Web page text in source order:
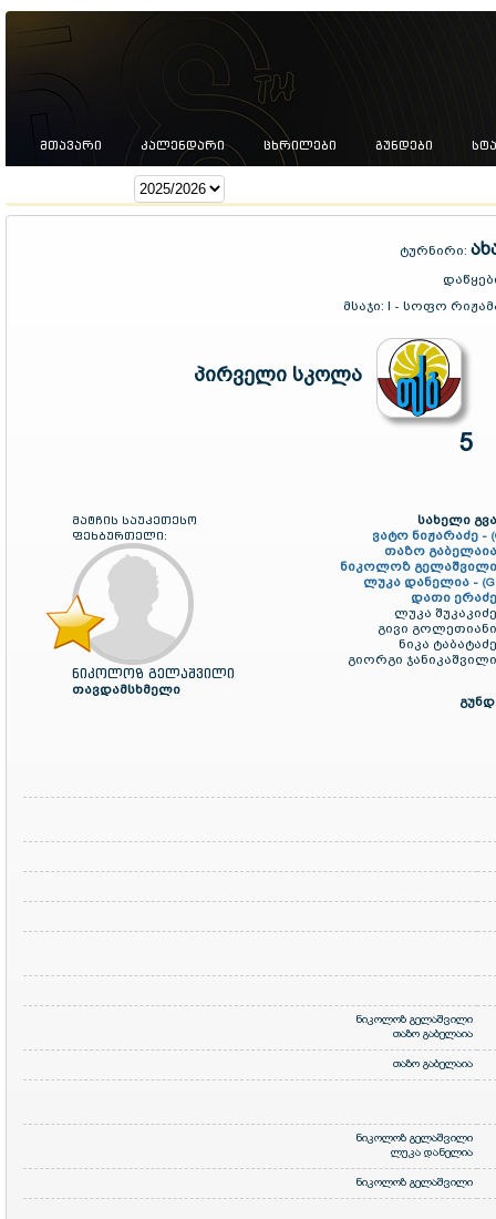
ᲛᲗᲐᲕᲐᲠᲘ ᲙᲐᲚᲔᲜᲓᲐᲠᲘ ᲪᲮᲠᲘᲚᲔᲑᲘ ᲒᲣᲜᲓᲔᲑᲘ
ტურნირი:
მსაჯი:I - სოფო
პირველი სკოლა
5
მატჩის საუკეთესო
ფეხბურთელი:
ნიკოლოზ გელაშვილი
თავდამსხმელი
სახელი
ვატო ნიჟარაძე -
თაზო
ნიკოლოზ
ლუკა დანელია -
დათი
ლუკა
გივი
ნიკა
გიორგი
ნიკოლოზ გელაშვილი
თაზო გაბელაია
თაზო გაბელაია
ნიკოლოზ გელაშვილი
ლუკა დანელია
ნიკოლოზ გელაშვილი